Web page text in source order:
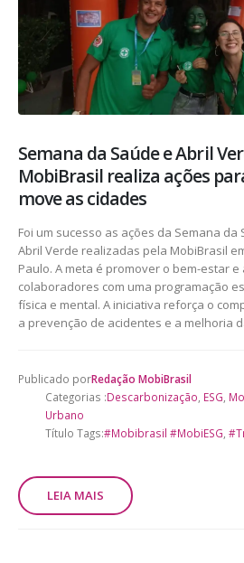
Semana da Saúde e Abril
MobiBrasil realiza ações
move as cidades
Foi um sucesso as ações da Semana
Abril Verde realizadas pela MobiBrasil
Paulo. A meta é promover o bem-estar
colaboradores com uma programação
física e mental. A iniciativa reforça o
a prevenção de acidentes e a melhoria
Publicado porRedação MobiBrasil
Categorias :Descarbonização ESG
Urbano
Título Tags:#Mobibrasil #MobiESG
LEIA MAIS